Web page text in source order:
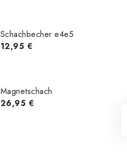
Schachbecher e4e5
12,95 €
Magnetschach
26,95 €